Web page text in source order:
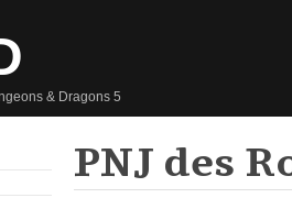
& Dragons 5
PNJ des